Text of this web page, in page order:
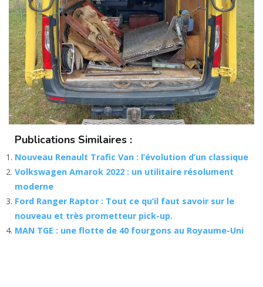
Publications Similaires :
Nouveau Renault Trafic Van : l’évolution d’un classique
Volkswagen Amarok 2022 : un utilitaire résolument
moderne
Ford Ranger Raptor : Tout ce qu’il faut savoir sur le
nouveau et très prometteur pick-up.
MAN TGE : une flotte de 40 fourgons au Royaume-Uni